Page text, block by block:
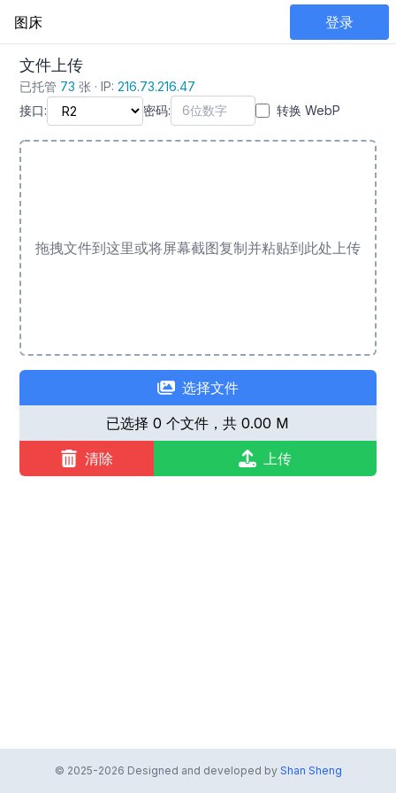
图床 登录
文件上传
已托管 73 张 · IP:216.73.216.47
接口:
密码: 转换 WebP
拖拽文件到这里或将屏幕截图复制并粘贴到此处上传
选择文件
已选择0 个文件，共0.00 M
清除
上传
© 2025-2026 Designed and developed by Shan Sheng